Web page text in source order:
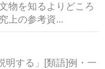
物を知るよりどころ
上の参考資...
明する」[類語]例・一